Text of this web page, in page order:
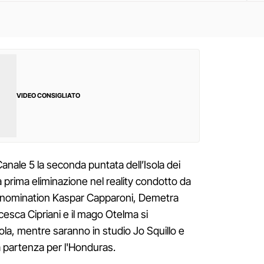
VIDEO CONSIGLIATO
5 la seconda puntata dell’Isola dei
prima eliminazione nel reality condotto da
Kaspar Capparoni, Demetra
Cipriani e il mago Otelma si
mentre saranno in studio Jo Squillo e
per l'Honduras.